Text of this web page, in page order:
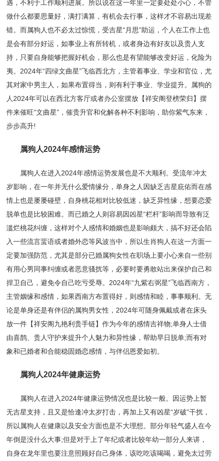
遇，不利于工作顺利进展。所以说在这一年里一定要处处小心，不管
做什么都要思量好，满打满算，有机会去行事，这样才不容易出现差
错。而属狗人也不必太过惊慌，受吉星“月思”助运，个人在工作上也
是会有部分好运，如事业上有所转机，或者身边有好友以及贵人支
持，只要自身能够把握好机会，那么也是有望能够改变好运，化险为
夷。2024年“四绿文曲星”飞临西北方，主管着事业、学业和官位，尤
其对家中男主人，如果布置得当，则有利于事业、学业提升。属狗的
人2024年可以在西北方客厅或者办公室摆放【祥安阁登榜荣归】摆
件来催旺“文曲星”，催贵升官和化解各种不利影响，助你紫气东来，
步步高升!
属狗人2024年感情运势
属狗人在进入2024年感情运势发展也是不大顺利。受流年冲太
岁影响，在一年并无什么爱情缘分，单身之人因缺乏吉星庇佑而在感
情上也是屡屡碰壁，自身桃花相对比较低迷，缺乏异性缘，想要恋爱
脱单也是比较困难。而已婚之人则容易因凶星“栏杆”影响而导致有泛
滥烂桃花纠缠，这样对个人感情和婚姻也是影响颇大，搞不好还会陷
入一些流言蜚语或者婚外恋等风波当中，所以生肖狗人在这一方面一
定要加强防范，尤其是部分已婚属狗女性在职场上要小心来自一些别
有用心男同事纠缠或者恶意骚扰等，必要时要勇敢站出来保护自己和
捍卫自己，避免令自己吃亏受辱。2024年“九紫右弼星”飞临西南方，
主管姻缘和感情，如果西南方布置得好，则感情和睦，事事顺利。无
论是单身还是有伴侣的属狗男女性，2024年可随身佩戴或者在床头
放一件【祥安阁九艳利贵手链】作为今年的感情吉祥物;单身人士借
由喜鹊、贵人守护来提升个人魅力和异性缘，帮助早日脱单;而有对
象和已婚者和合能稳固婚恋感情，与伴侣恩爱如初。
属狗人2024年健康运势
属狗人在进入2024年健康运势情况也是比较一般。因运势上暂
无吉星支持，且又是恰逢冲太岁打击，再加上又有凶星“岁破”干扰，
所以属狗人在健康以及安全方面也是不大理想。部分年轻气盛人在今
年倒是没什么大事;但是对于上了年纪或者比较年幼一部分人来讲，
自身在龙年里也要注意照顾好自己身体，该吃吃该喝喝，避免太过劳